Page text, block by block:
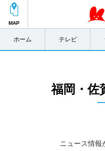
MAP
ホーム テレビ
福岡・佐
ニュース情報